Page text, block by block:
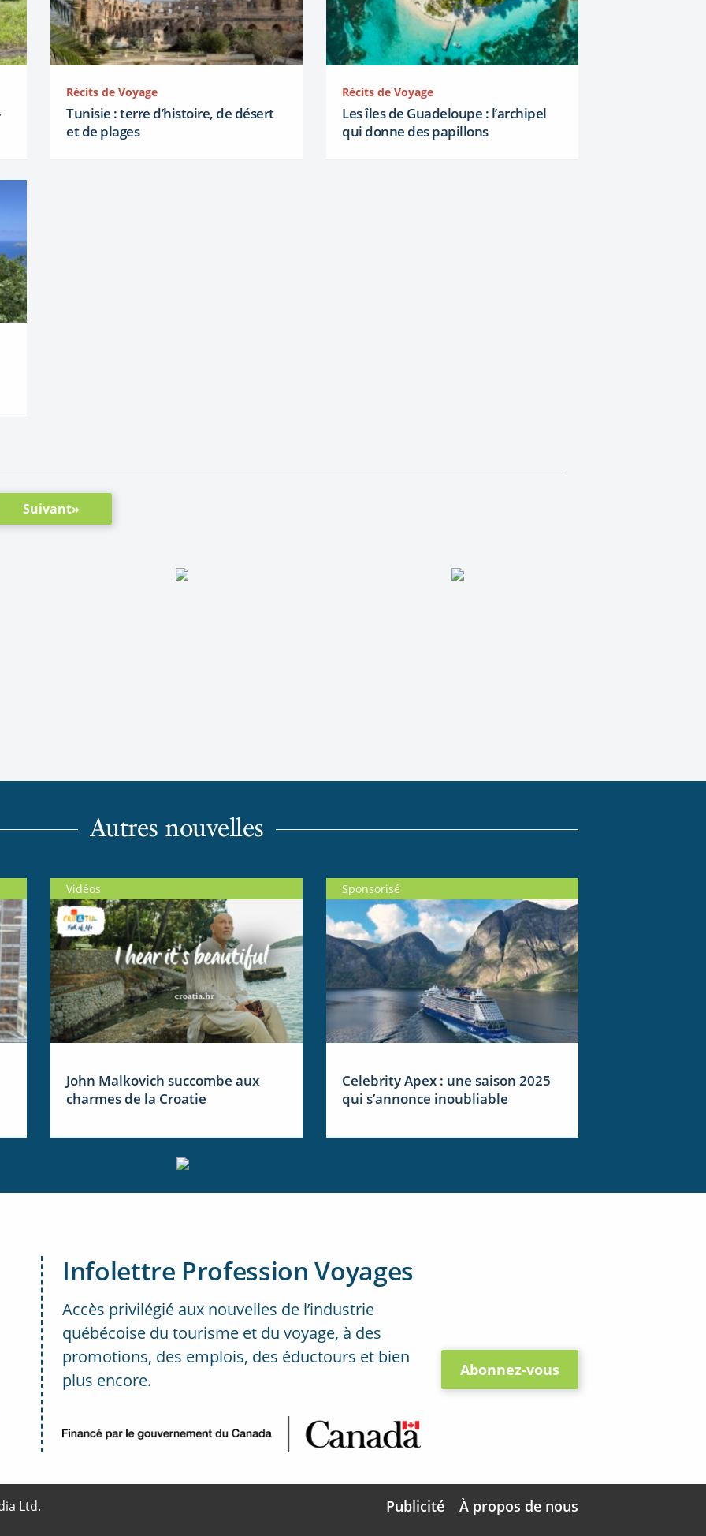
Récits de Voyage
Tunisie : terre d’histoire, de désert
et de plages
Récits de Voyage
Les îles de Guadeloupe : l’archipel
qui donne des papillons
Suivant»
Autres nouvelles
Vidéos
John Malkovich succombe aux
charmes de la Croatie
Sponsorisé
Celebrity Apex : une saison 2025
qui s’annonce inoubliable
Infolettre Profession Voyages
Accès privilégié aux nouvelles de l’industrie
québécoise du tourisme et du voyage, à des
promotions, des emplois, des éductours et bien
plus encore.
Abonnez-vous
Ltd. Publicité À propos de nous